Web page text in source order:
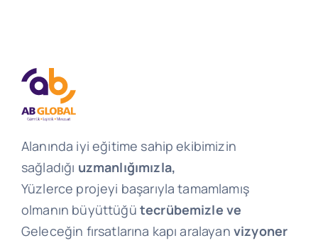
Alanında iyi eğitime sahip ekibimizin
sağladığı uzmanlığımızla,
Yüzlerce projeyi başarıyla tamamlamış
olmanın büyüttüğü tecrübemizle ve
Geleceğin fırsatlarına kapı aralayan vizyoner